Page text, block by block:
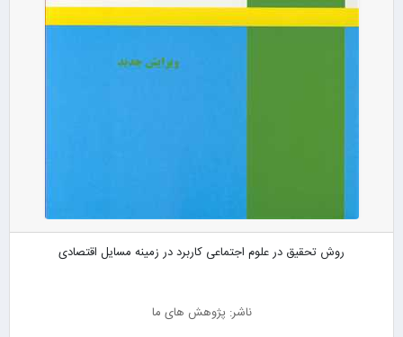
روش تحقیق در علوم اجتماعی کاربرد در زمینه مسایل اقتصادی
ناشر: پژوهش های ما